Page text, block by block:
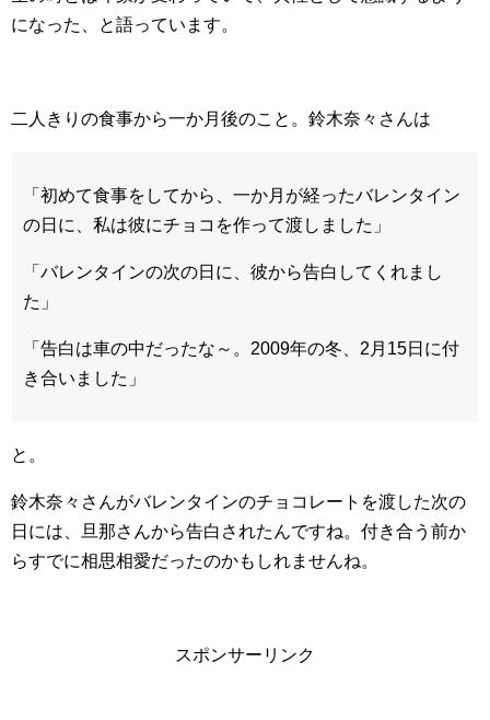
になった、と語っています。
二人きりの食事から一か月後のこと。鈴木奈々さんは
「初めて食事をしてから、一か月が経ったバレンタイン
の日に、私は彼にチョコを作って渡しました」
「バレンタインの次の日に、彼から告白してくれまし
た」
「告白は車の中だったな～。2009年の冬、2月15日に付
き合いました」
と。
鈴木奈々さんがバレンタインのチョコレートを渡した次の
日には、旦那さんから告白されたんですね。付き合う前か
らすでに相思相愛だったのかもしれませんね。
スポンサーリンク